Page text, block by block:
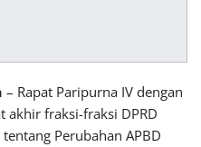
– Rapat Paripurna IV dengan
akhir fraksi-fraksi DPRD
Perubahan APBD